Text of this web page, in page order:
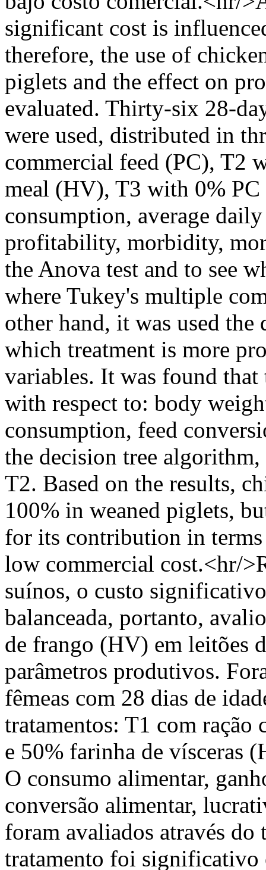
significant cost is
therefore, the use of
piglets and the effect on
evaluated. Thirty-six 28-
were used, distributed in
commercial feed (PC), T2
meal (HV), T3 with 0%
consumption, average
profitability, morbidity,
the Anova test and to see
where Tukey's multiple
other hand, it was used
which treatment is more
variables. It was found
with respect to: body
consumption, feed
the decision tree
T2. Based on the results,
100% in weaned piglets,
for its contribution in
low commercial cost.<hr/
suínos, o custo
balanceada, portanto,
de frango (HV) em leitões
parâmetros produtivos.
fêmeas com 28 dias de
tratamentos: T1 com
e 50% farinha de vísceras
O consumo alimentar,
conversão alimentar,
foram avaliados através
tratamento foi significativo